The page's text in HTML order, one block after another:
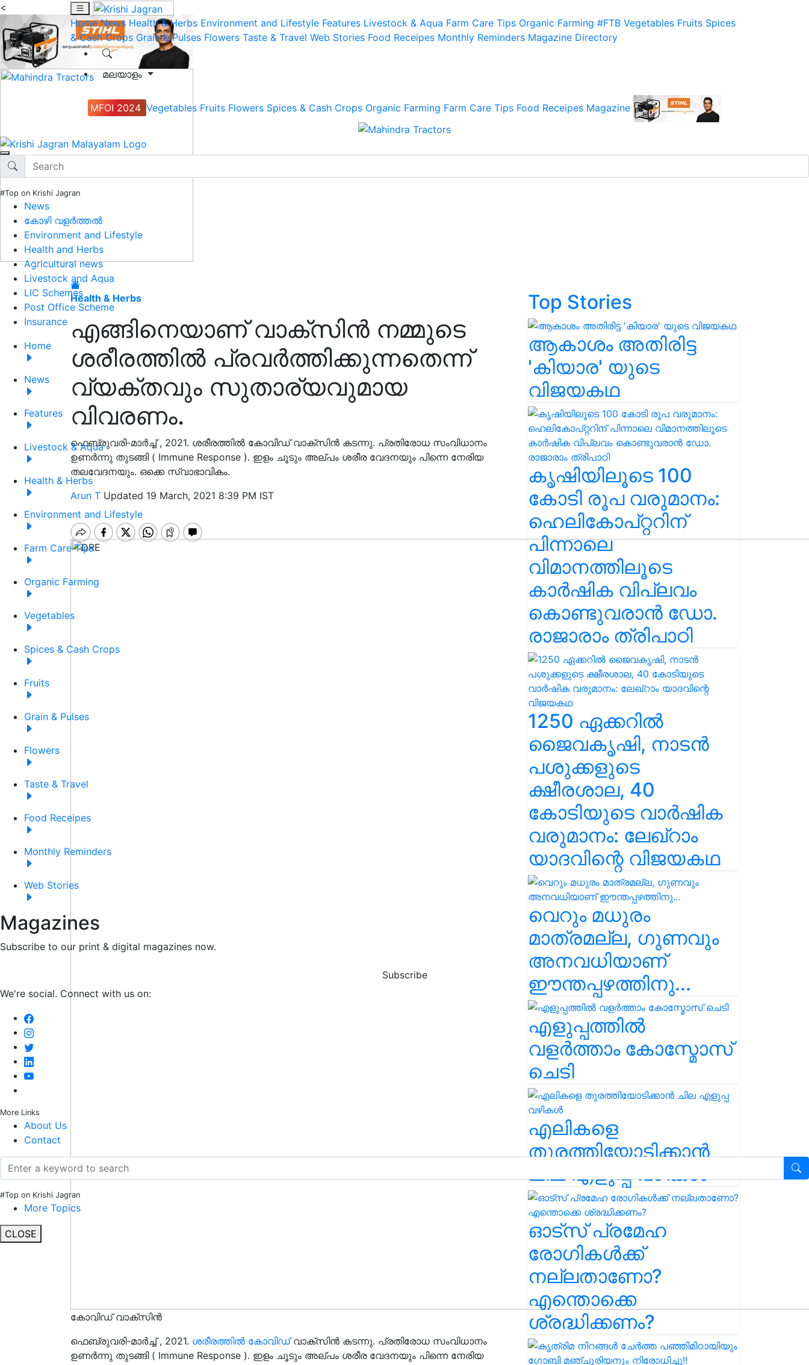
<
Home News Health & Herbs Environment and Lifestyle Features Livestock & Aqua Farm Care Tips Organic Farming #FTB Vegetables Fruits Spices
& Cash Crops Grain & Pulses Flowers Taste & Travel Web Stories Food Receipes Monthly Reminders Magazine Directory
മലയാളം
MFOI 2024 Vegetables Fruits Flowers Spices & Cash Crops Organic Farming Farm Care Tips Food Receipes Magazine
#Top on Krishi Jagran
News
കോഴി വളർത്തൽ
Environment and Lifestyle
Health and Herbs
Agricultural news
Livestock and Aqua
LIC Schemes
Post Office Scheme
Insurance
Home
News
Features
Livestock & Aqua
Health & Herbs
Environment and Lifestyle
Farm Care Tips
Organic Farming
Vegetables
Spices & Cash Crops
Fruits
Grain & Pulses
Flowers
Taste & Travel
Food Receipes
Monthly Reminders
Web Stories
Magazines
Subscribe to our print & digital magazines now.
Subscribe
We're social. Connect with us on:
More Links
About Us
Contact
#Top on Krishi Jagran
More Topics
CLOSE
Health & Herbs
എങ്ങിനെയാണ് വാക്‌സിൻ നമ്മുടെ
ശരീരത്തിൽ പ്രവർത്തിക്കുന്നതെന്ന്
വ്യക്തവും സുതാര്യവുമായ
വിവരണം.
ഫെബ്രുവരി-മാർച്ച്‌ , 2021. ശരീരത്തിൽ കോവിഡ് വാക്സിൻ കടന്നു. പ്രതിരോധ സംവിധാനം
ഉണർന്നു തുടങ്ങി ( Immune Response ). ഇളം ചൂടും അല്പം ശരീര വേദനയും പിന്നെ നേരിയ
തലവേദനയും. ഒക്കെ സ്വാഭാവികം.
Arun T Updated 19 March, 2021 8:39 PM IST
കോവിഡ് വാക്സിൻ
ഫെബ്രുവരി-മാർച്ച്‌ , 2021. ശരീരത്തിൽ കോവിഡ്വാക്സിൻ കടന്നു. പ്രതിരോധ സംവിധാനം
ഉണർന്നു തുടങ്ങി ( Immune Response ). ഇളം ചൂടും അല്പം ശരീര വേദനയും പിന്നെ നേരിയ
Top Stories
ആകാശം അതിരിട്ട
'കിയാര' യുടെ
വിജയകഥ
കൃഷിയിലൂടെ 100
കോടി രൂപ വരുമാനം:
ഹെലികോപ്റ്ററിന്
പിന്നാലെ
വിമാനത്തിലൂടെ
കാർഷിക വിപ്ലവം
കൊണ്ടുവരാൻ ഡോ.
രാജാരാം ത്രിപാഠി
1250 ഏക്കറിൽ
ജൈവകൃഷി, നാടൻ
പശുക്കളുടെ
ക്ഷീരശാല, 40
കോടിയുടെ വാർഷിക
വരുമാനം: ലേഖ്‌റാം
യാദവിന്റെ വിജയകഥ
വെറും മധുരം
മാത്രമല്ല, ഗുണവും
അനവധിയാണ്
ഈന്തപ്പഴത്തിനു...
എളുപ്പത്തിൽ
വളർത്താം കോസ്മോസ്
ചെടി
എലികളെ
തുരത്തിയോടിക്കാൻ
ചില എളുപ്പ വഴികൾ
ഓട്സ് പ്രമേഹ
രോഗികൾക്ക്
നല്ലതാണോ?
എന്തൊക്കെ
ശ്രദ്ധിക്കണം?